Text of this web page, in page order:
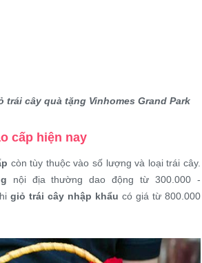
trái cây quà tặng Vinhomes Grand Park
cấp hiện nay
còn tùy thuộc vào số lượng và loại trái cây.
nội địa thường dao động từ 300.000 -
giỏ trái cây nhập khẩu có giá từ 800.000